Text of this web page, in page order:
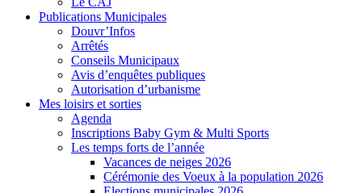
Publications Municipales
Douvr’Infos
Arrêtés
Conseils Municipaux
Avis d’enquêtes publiques
Autorisation d’urbanisme
Mes loisirs et sorties
Agenda
Inscriptions Baby Gym & Multi Sports
Les temps forts de l’année
Vacances de neiges 2026
Cérémonie des Voeux à la population 2026